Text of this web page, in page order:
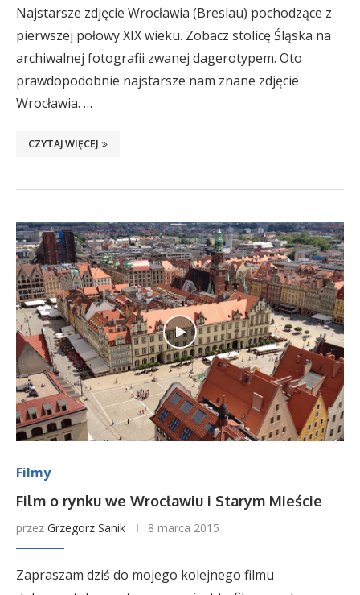
Najstarsze zdjęcie Wrocławia (Breslau) pochodzące z
pierwszej połowy XIX wieku. Zobacz stolicę Śląska na
archiwalnej fotografii zwanej dagerotypem. Oto
prawdopodobnie najstarsze nam znane zdjęcie
Wrocławia. …
CZYTAJ WIĘCEJ
Filmy
Film o rynku we Wrocławiu i Starym Mieście
przez Grzegorz Sanik 8 marca 2015
Zapraszam dziś do mojego kolejnego filmu